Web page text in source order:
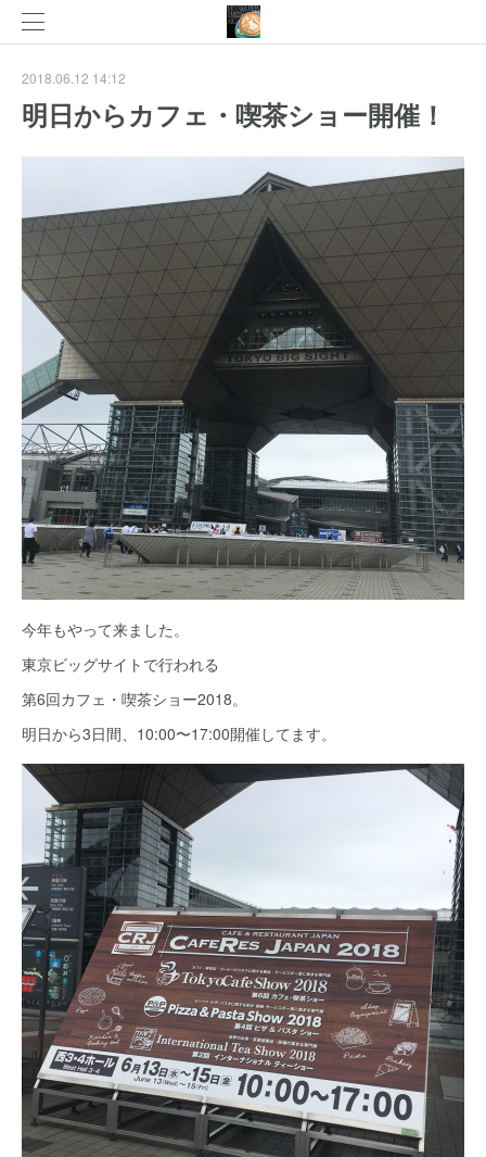
2018.06.12 14:12
明日からカフェ・喫茶ショー開催！
今年もやって来ました。
東京ビッグサイトで行われる
第6回カフェ・喫茶ショー2018。
明日から3日間、10:00〜17:00開催してます。